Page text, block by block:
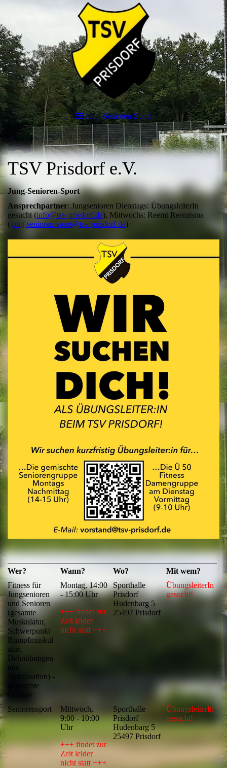
Jung-Senioren-Sport
TSV Prisdorf e.V.
Jung-Senioren-Sport
Ansprechpartner: Jungsenioren Dienstags: ÜbungsleiterIn
gesucht (info@tsv-prisdorf.de), Mittwochs: Reemt Reemtsma
(jung-senioren-sport@tsv-prisdorf.de)
Wer? Wann? Wo?
Mit wem?
Fitness für
Jungsenioren
und Senioren
(gesamte
Muskulatur,
Schwerpunkt
Rumpfmuskul
atur,
Dehnübungen
und
Mobilisation) -
gemischte
Gruppe
Montag,14:00
- 15:00 Uhr
+++ findet zur
Zeit leider
nicht statt +++
Sporthalle
Prisdorf
Hudenbarg 5
25497 Prisdorf
ÜbungsleiterIn
gesucht!
Seniorensport
Mittwoch,
9:00 - 10:00
Uhr
+++ findet zur
Zeit leider
nicht statt +++
Sporthalle
Prisdorf
Hudenbarg 5
25497 Prisdorf
ÜbungsleiterIn
gesucht!